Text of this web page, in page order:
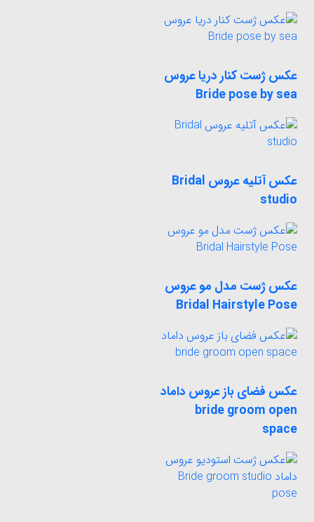
عکس ژست کنار دریا عروس
Bride pose by sea
عکس آتلیه عروس Bridal
studio
عکس ژست مدل مو عروس
Bridal Hairstyle Pose
عکس فضای باز عروس داماد
bride groom open
space